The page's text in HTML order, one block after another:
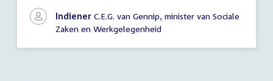
Indiener C.E.G. van Gennip, minister van Sociale
Zaken en Werkgelegenheid